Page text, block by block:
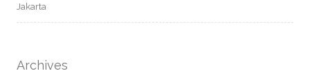
Jakarta
Archives